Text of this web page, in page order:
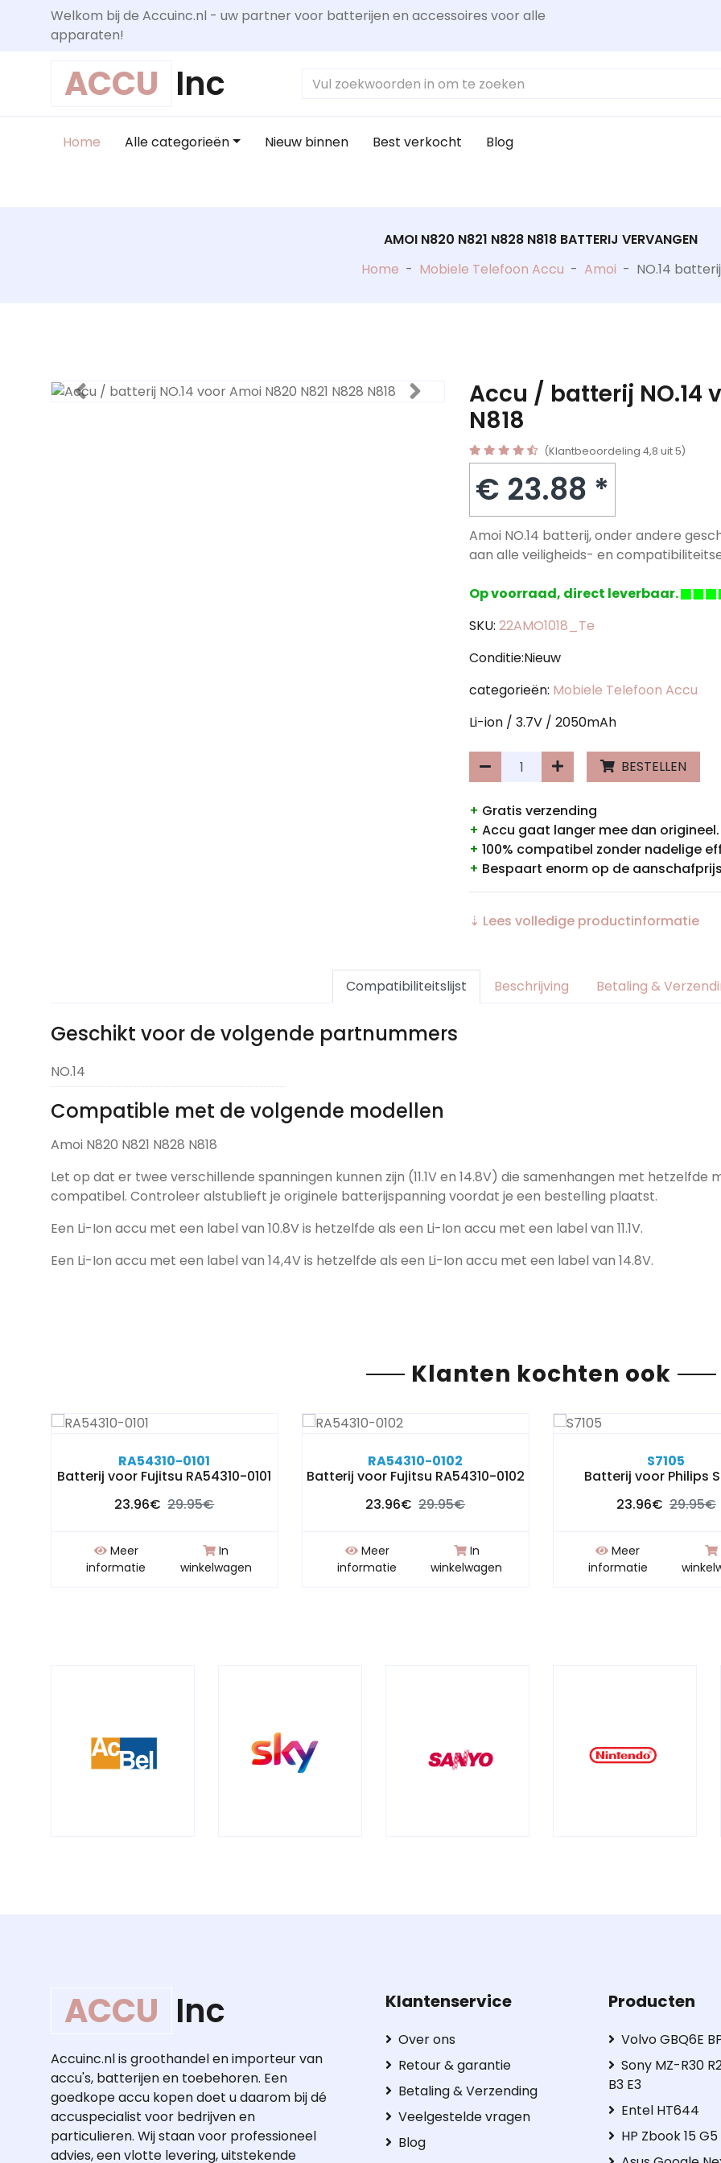
Welkom bij de Accuinc.nl - uw partner voor batterijen en accessoires voor alle
apparaten!
ACCU Inc
Home Alle categorieën Nieuw binnen Best verkocht Blog
AMOI N820 N821 N828 N818 BATTERIJ VERVANGEN
Home - Mobiele Telefoon Accu - Amoi - NO.14 batterij
Accu / batterij NO.14
N818
(Klantbeoordeling 4,8 uit 5)
€ 23.88 *
Amoi NO.14 batterij, onder andere
aan alle veiligheids- en
Op voorraad, direct leverbaar.
SKU: 22AMO1018_Te
Conditie:Nieuw
categorieën: Mobiele Telefoon Accu
Li-ion / 3.7V / 2050mAh
BESTELLEN
+ Gratis verzending
+ Accu gaat langer mee dan origineel.
+ 100% compatibel zonder nadelige
+ Bespaart enorm op de
⇣ Lees volledige productinformatie
Compatibiliteitslijst Beschrijving Betaling &
Geschikt voor de volgende partnummers
NO.14
Compatible met de volgende modellen
Amoi N820 N821 N828 N818
Let op dat er twee verschillende spanningen kunnen zijn (11.1V en 14.8V) die samenhangen met
compatibel. Controleer alstublieft je originele batterijspanning voordat je een bestelling plaatst.
Een Li-Ion accu met een label van 10.8V is hetzelfde als een Li-Ion accu met een label van 11.1V.
Een Li-Ion accu met een label van 14,4V is hetzelfde als een Li-Ion accu met een label van 14.8V.
Klanten kochten ook
RA54310-0101
Batterij voor Fujitsu RA54310-0101
23.96€ 29.95€
Meer
informatie
In
winkelwagen
RA54310-0102
Batterij voor Fujitsu RA54310-0102
23.96€ 29.95€
Meer
informatie
In
winkelwagen
S7105
Batterij voor Philips
23.96€ 29.95€
Meer
informatie
ACCU Inc
Accuinc.nl is groothandel en importeur van
accu's, batterijen en toebehoren. Een
goedkope accu kopen doet u daarom bij dé
accuspecialist voor bedrijven en
particulieren. Wij staan voor professioneel
advies, een vlotte levering, uitstekende
Klantenservice
Over ons
Retour & garantie
Betaling & Verzending
Veelgestelde vragen
Blog
Producten
Volvo GBQ6E
Sony MZ-R30
B3 E3
Entel HT644
HP Zbook 15